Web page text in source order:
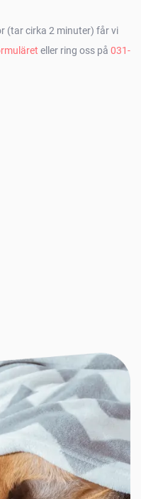
(tar cirka 2 minuter) får vi
eller ring oss på 031-